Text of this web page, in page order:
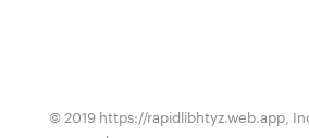
© 2019 https://rapidlibhtyz.web.app,